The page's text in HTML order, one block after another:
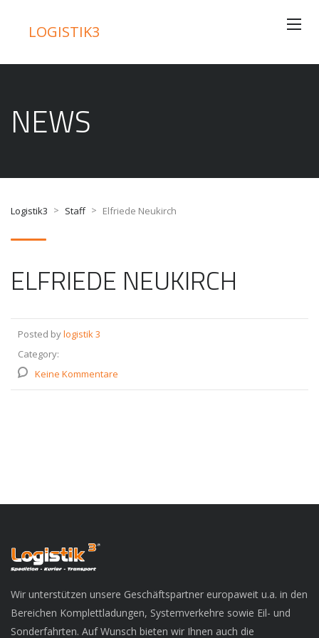
LOGISTIK3
NEWS
Logistik3 > Staff > Elfriede Neukirch
ELFRIEDE NEUKIRCH
Posted bylogistik 3
Category:
Keine Kommentare
Wir unterstützen unsere Geschäftspartner europaweit u.a. in den
Bereichen Komplettladungen, Systemverkehre sowie Eil- und
Sonderfahrten. Auf Wunsch bieten wir Ihnen auch die